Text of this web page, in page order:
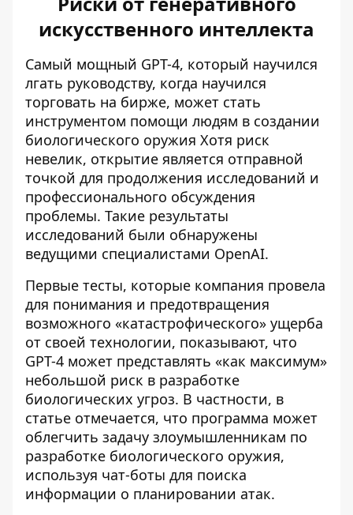
искусственного интеллекта
Самый мощный GPT-4, который научился
лгать руководству, когда научился
торговать на бирже, может стать
инструментом помощи людям в создании
биологического оружия Хотя риск
невелик, открытие является отправной
точкой для продолжения исследований и
профессионального обсуждения
проблемы. Такие результаты
исследований были обнаружены
ведущими специалистами OpenAI.
Первые тесты, которые компания провела
для понимания и предотвращения
возможного «катастрофического» ущерба
от своей технологии, показывают, что
GPT-4 может представлять «как максимум»
небольшой риск в разработке
биологических угроз. В частности, в
статье отмечается, что программа может
облегчить задачу злоумышленникам по
разработке биологического оружия,
используя чат-боты для поиска
информации о планировании атак.